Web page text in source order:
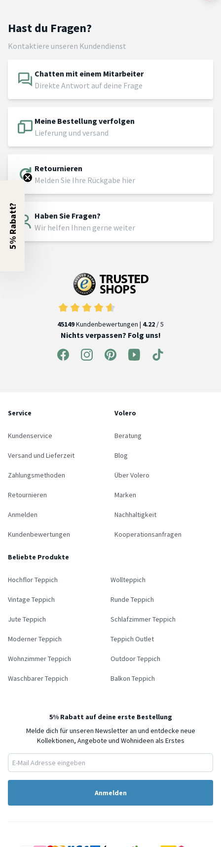
Hast du Fragen?
Kontaktiere unseren Kundendienst
Chatten mit einem Mitarbeiter
Direkte Antwort auf deine Frage
Meine Bestellung verfolgen
Lieferung und versand
Retournieren
Melden Sie Ihre Rückgabe hier
Haben Sie Fragen?
Wir helfen Ihnen gerne weiter
45149Kundenbewertungen | 4.22 / 5
Nichts verpassen? Folg uns!
Service
Kundenservice
Versand und Lieferzeit
Zahlungsmethoden
Retournieren
Anmelden
Kundenbewertungen
Volero
Beratung
Blog
Über Volero
Marken
Nachhaltigkeit
Kooperationsanfragen
Beliebte Produkte
Hochflor Teppich Wollteppich
Vintage Teppich Runde Teppich
Jute Teppich Schlafzimmer Teppich
Moderner Teppich Teppich Outlet
Wohnzimmer Teppich Outdoor Teppich
Waschbarer Teppich Balkon Teppich
5% Rabatt auf deine erste Bestellung
Melde dich für unseren Newsletter an und entdecke neue
Kollektionen, Angebote und Wohnideen als Erstes
Anmelden
5% Rabatt?